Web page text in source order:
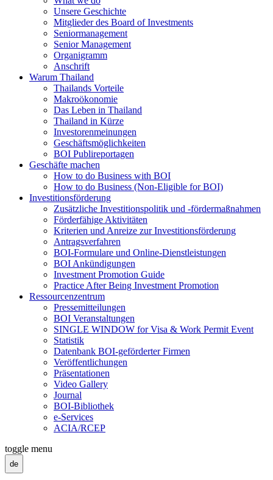
Unsere Geschichte
Mitglieder des Board of Investments
Seniormanagement
Senior Management
Organigramm
Anschrift
Warum Thailand
Thailands Vorteile
Makroökonomie
Das Leben in Thailand
Thailand in Kürze
Investorenmeinungen
Geschäftsmöglichkeiten
BOI Publireportagen
Geschäfte machen
How to do Business with BOI
How to do Business (Non-Eligible for BOI)
Investitionsförderung
Zusätzliche Investitionspolitik und -fördermaßnahmen
Förderfähige Aktivitäten
Kriterien und Anreize zur Investitionsförderung
Antragsverfahren
BOI-Formulare und Online-Dienstleistungen
BOI Ankündigungen
Investment Promotion Guide
Practice After Being Investment Promotion
Ressourcenzentrum
Pressemitteilungen
BOI Veranstaltungen
SINGLE WINDOW for Visa & Work Permit Event
Statistik
Datenbank BOI-geförderter Firmen
Veröffentlichungen
Präsentationen
Video Gallery
Journal
BOI-Bibliothek
e-Services
ACIA/RCEP
toggle menu
de